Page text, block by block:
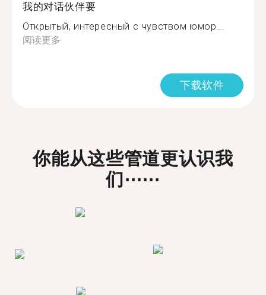
我的对话伙伴要
Открытый, интересный с чувством юмор...
阅读更多
下载软件
你能从这些管道更认识我
们⋯⋯